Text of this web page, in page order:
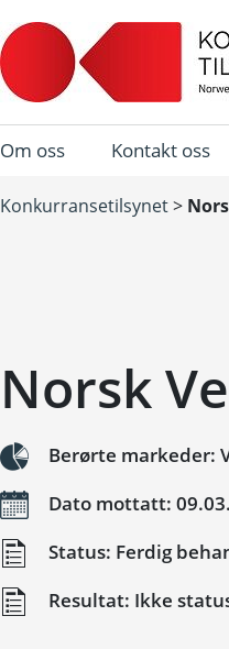
Om oss Kontakt oss
Konkurransetilsynet>
Norsk
Berørte markeder:
Dato mottatt:
Status: Ferdig
Resultat: Ikke